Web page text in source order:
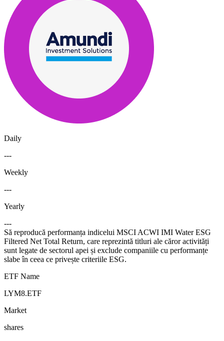
Daily
---
Weekly
---
Yearly
---
Să reproducă performanța indicelui MSCI ACWI IMI Water ESG
Filtered Net Total Return, care reprezintă titluri ale căror activități
sunt legate de sectorul apei și exclude companiile cu performanțe
slabe în ceea ce privește criteriile ESG.
ETF Name
LYM8.ETF
Market
shares